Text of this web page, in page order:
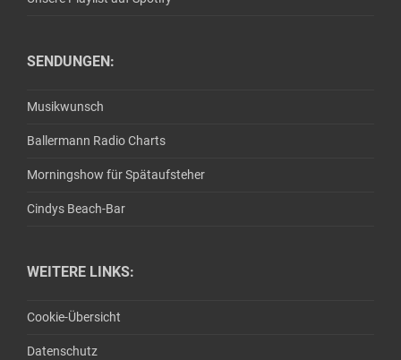
SENDUNGEN:
Musikwunsch
Ballermann Radio Charts
Morningshow für Spätaufsteher
Cindys Beach-Bar
WEITERE LINKS:
Cookie-Übersicht
Datenschutz